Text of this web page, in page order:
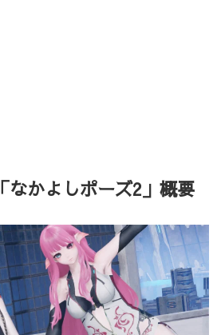
なかよしポーズ2」概要